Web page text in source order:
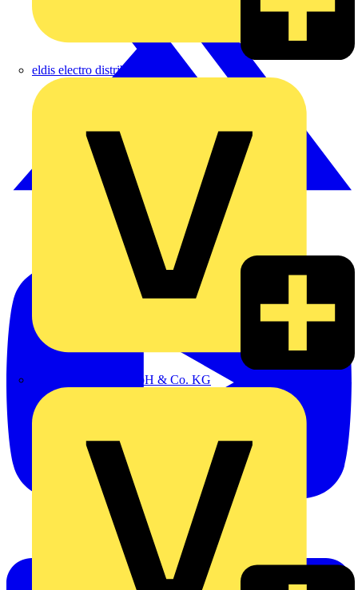
eldis electro distributor GmbH
Emil Löffelhardt GmbH & Co. KG